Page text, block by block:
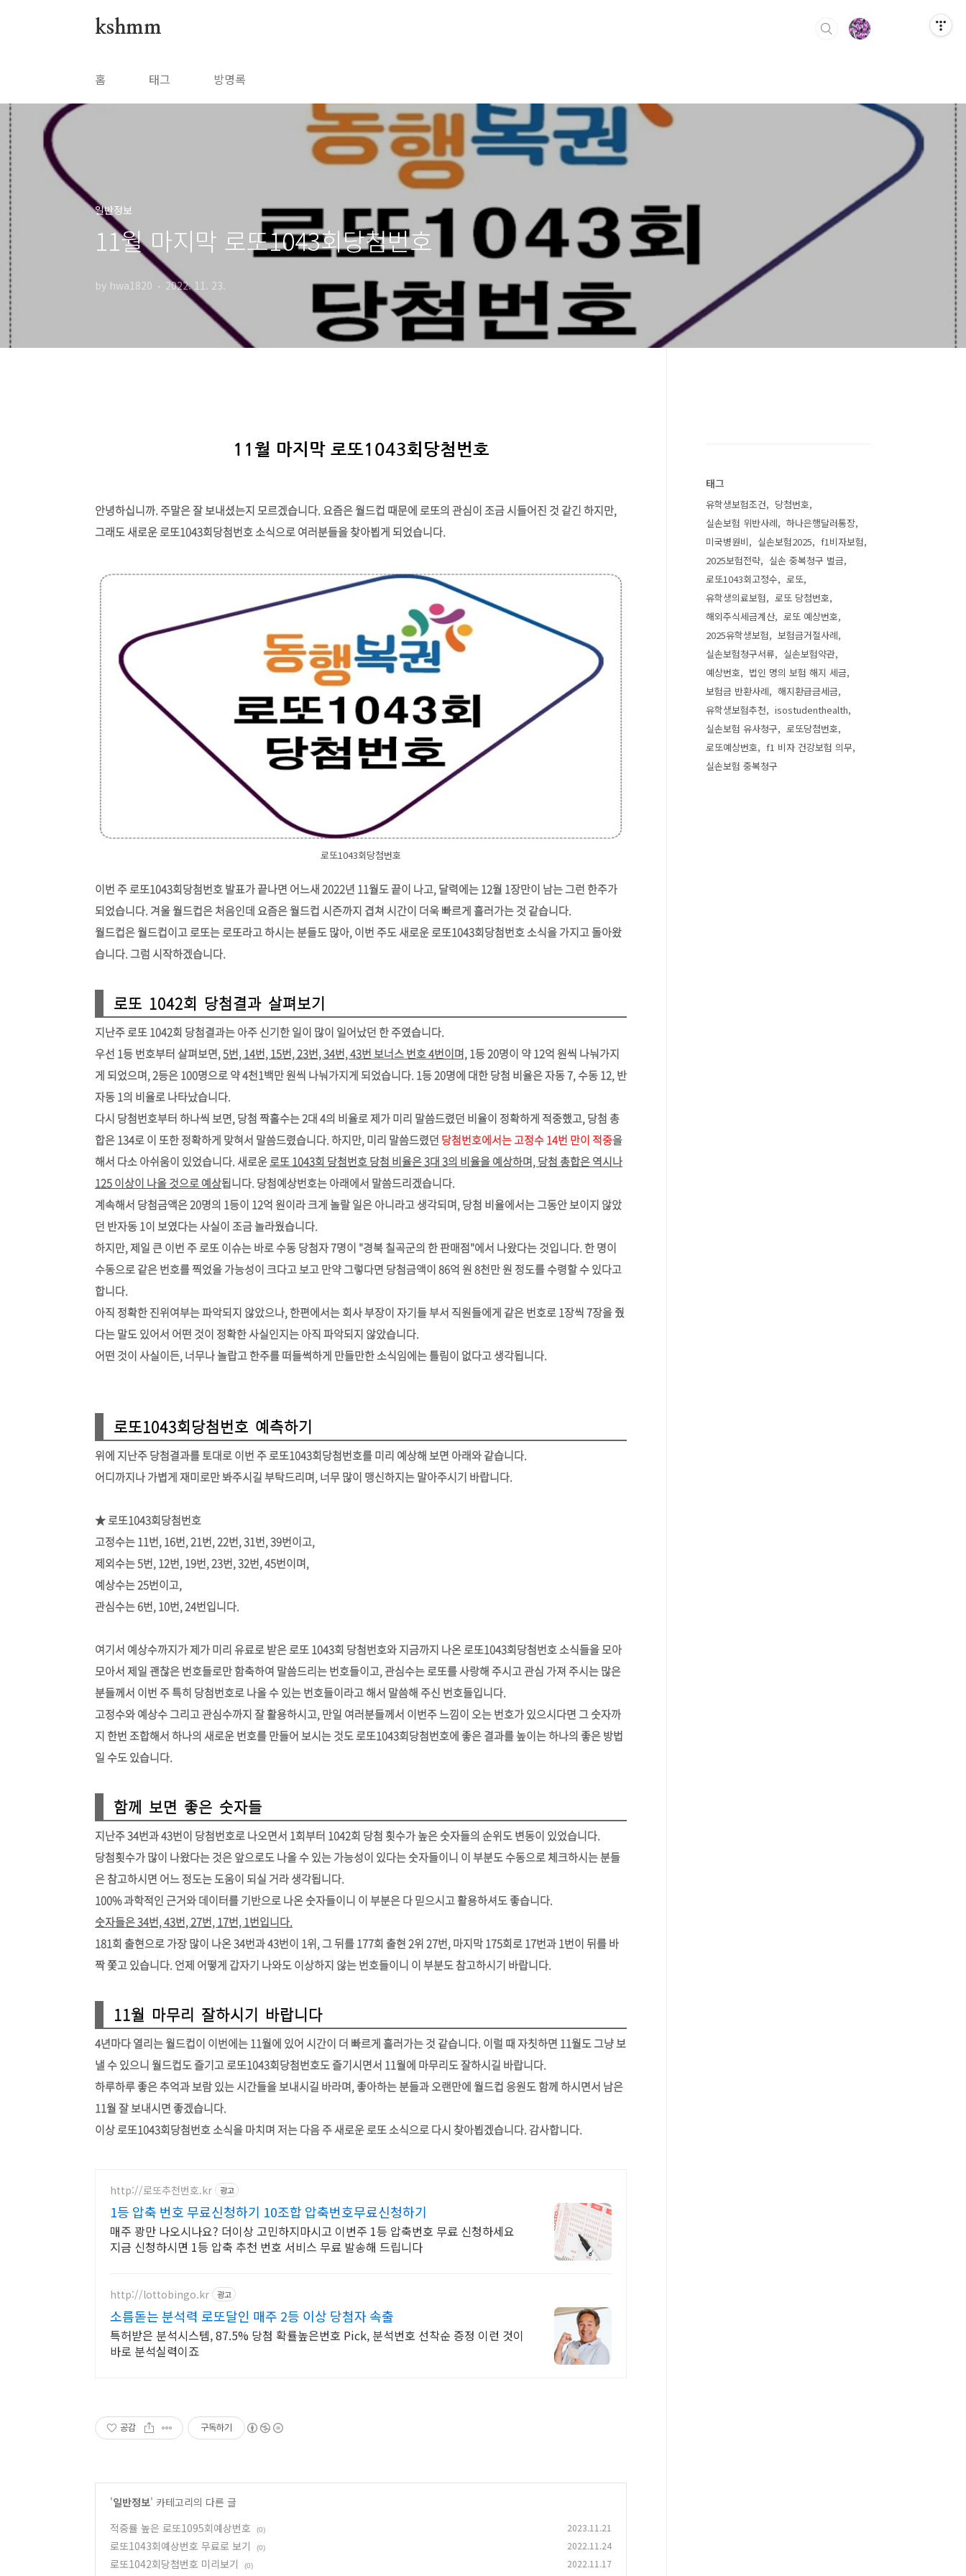
kshmm
홈 태그 방명록
일반정보
11월 마지막 로또1043회당첨번호
by hwa1820 2022. 11. 23.
11월 마지막 로또1043회당첨번호
안녕하십니까. 주말은 잘 보내셨는지 모르겠습니다. 요즘은 월드컵 때문에 로또의 관심이 조금 시들어진 것 같긴 하지만,
그래도 새로운 로또1043회당첨번호 소식으로 여러분들을 찾아뵙게 되었습니다.
로또1043회당첨번호
이번 주 로또1043회당첨번호 발표가 끝나면 어느새 2022년 11월도 끝이 나고, 달력에는 12월 1장만이 남는 그런 한주가
되었습니다. 겨울 월드컵은 처음인데 요즘은 월드컵 시즌까지 겹쳐 시간이 더욱 빠르게 흘러가는 것 같습니다.
월드컵은 월드컵이고 로또는 로또라고 하시는 분들도 많아, 이번 주도 새로운 로또1043회당첨번호 소식을 가지고 돌아왔
습니다. 그럼 시작하겠습니다.
로또 1042회 당첨결과 살펴보기
지난주 로또 1042회 당첨결과는 아주 신기한 일이 많이 일어났던 한 주였습니다.
우선 1등 번호부터 살펴보면,5번, 14번, 15번, 23번, 34번, 43번 보너스 번호 4번이며,1등 20명이 약 12억 원씩 나눠가지
게 되었으며, 2등은 100명으로 약 4천1백만 원씩 나눠가지게 되었습니다. 1등 20명에 대한 당첨 비율은 자동 7, 수동 12, 반
자동 1의 비율로 나타났습니다.
다시 당첨번호부터 하나씩 보면, 당첨 짝홀수는 2대 4의 비율로 제가 미리 말씀드렸던 비율이 정확하게 적중했고, 당첨 총
합은 134로 이 또한 정확하게 맞혀서 말씀드렸습니다. 하지만, 미리 말씀드렸던 당첨번호에서는 고정수 14번 만이 적중을
해서 다소 아쉬움이 있었습니다. 새로운로또 1043회 당첨번호 당첨 비율은 3대 3의 비율을 예상하며, 당첨 총합은 역시나
125 이상이 나올 것으로 예상됩니다. 당첨예상번호는 아래에서 말씀드리겠습니다.
계속해서 당첨금액은 20명의 1등이 12억 원이라 크게 놀랄 일은 아니라고 생각되며, 당첨 비율에서는 그동안 보이지 않았
던 반자동 1이 보였다는 사실이 조금 놀라웠습니다.
하지만, 제일 큰 이번 주 로또 이슈는 바로 수동 당첨자 7명이 "경북 칠곡군의 한 판매점"에서 나왔다는 것입니다. 한 명이
수동으로 같은 번호를 찍었을 가능성이 크다고 보고 만약 그렇다면 당첨금액이 86억 원 8천만 원 정도를 수령할 수 있다고
합니다.
아직 정확한 진위여부는 파악되지 않았으나, 한편에서는 회사 부장이 자기들 부서 직원들에게 같은 번호로 1장씩 7장을 줬
다는 말도 있어서 어떤 것이 정확한 사실인지는 아직 파악되지 않았습니다.
어떤 것이 사실이든, 너무나 놀랍고 한주를 떠들썩하게 만들만한 소식임에는 틀림이 없다고 생각됩니다.
로또1043회당첨번호 예측하기
위에 지난주 당첨결과를 토대로 이번 주 로또1043회당첨번호를 미리 예상해 보면 아래와 같습니다.
어디까지나 가볍게 재미로만 봐주시길 부탁드리며, 너무 많이 맹신하지는 말아주시기 바랍니다.
★ 로또1043회당첨번호
고정수는 11번, 16번, 21번, 22번, 31번, 39번이고,
제외수는 5번, 12번, 19번, 23번, 32번, 45번이며,
예상수는 25번이고,
관심수는 6번, 10번, 24번입니다.
여기서 예상수까지가 제가 미리 유료로 받은 로또 1043회 당첨번호와 지금까지 나온 로또1043회당첨번호 소식들을 모아
모아서 제일 괜찮은 번호들로만 함축하여 말씀드리는 번호들이고, 관심수는 로또를 사랑해 주시고 관심 가져 주시는 많은
분들께서 이번 주 특히 당첨번호로 나올 수 있는 번호들이라고 해서 말씀해 주신 번호들입니다.
고정수와 예상수 그리고 관심수까지 잘 활용하시고, 만일 여러분들께서 이번주 느낌이 오는 번호가 있으시다면 그 숫자까
지 한번 조합해서 하나의 새로운 번호를 만들어 보시는 것도 로또1043회당첨번호에 좋은 결과를 높이는 하나의 좋은 방법
일 수도 있습니다.
함께 보면 좋은 숫자들
지난주 34번과 43번이 당첨번호로 나오면서 1회부터 1042회 당첨 횟수가 높은 숫자들의 순위도 변동이 있었습니다.
당첨횟수가 많이 나왔다는 것은 앞으로도 나올 수 있는 가능성이 있다는 숫자들이니 이 부분도 수동으로 체크하시는 분들
은 참고하시면 어느 정도는 도움이 되실 거라 생각됩니다.
100% 과학적인 근거와 데이터를 기반으로 나온 숫자들이니 이 부분은 다 믿으시고 활용하셔도 좋습니다.
숫자들은 34번, 43번, 27번, 17번, 1번입니다.
181회 출현으로 가장 많이 나온 34번과 43번이 1위, 그 뒤를 177회 출현 2위 27번, 마지막 175회로 17번과 1번이 뒤를 바
짝 쫓고 있습니다. 언제 어떻게 갑자기 나와도 이상하지 않는 번호들이니 이 부분도 참고하시기 바랍니다.
11월 마무리 잘하시기 바랍니다
4년마다 열리는 월드컵이 이번에는 11월에 있어 시간이 더 빠르게 흘러가는 것 같습니다. 이럴 때 자칫하면 11월도 그냥 보
낼 수 있으니 월드컵도 즐기고 로또1043회당첨번호도 즐기시면서 11월에 마무리도 잘하시길 바랍니다.
하루하루 좋은 추억과 보람 있는 시간들을 보내시길 바라며, 좋아하는 분들과 오랜만에 월드컵 응원도 함께 하시면서 남은
11월 잘 보내시면 좋겠습니다.
이상 로또1043회당첨번호 소식을 마치며 저는 다음 주 새로운 로또 소식으로 다시 찾아뵙겠습니다. 감사합니다.
http://로또추천번호.kr 광고
1등 압축 번호 무료신청하기 10조합 압축번호무료신청하기
매주 꽝만 나오시나요? 더이상 고민하지마시고 이번주 1등 압축번호 무료 신청하세요
지금 신청하시면 1등 압축 추천 번호 서비스 무료 발송해 드립니다
http://lottobingo.kr 광고
소름돋는 분석력 로또달인 매주 2등 이상 당첨자 속출
특허받은 분석시스템, 87.5% 당첨 확률높은번호 Pick, 분석번호 선착순 증정 이런 것이
바로 분석실력이죠
공감 구독하기
'일반정보' 카테고리의 다른 글
적중률 높은 로또1095회예상번호
(0) 2023.11.21
로또1043회예상번호 무료로 보기 (0) 2022.11.24
로또1042회당첨번호 미리보기 (0) 2022.11.17
태그
유학생보험조건
당첨번호
실손보험 위반사례
하나은행달러통장
미국병원비
실손보험2025
f1비자보험
2025보험전략
실손 중복청구 벌금
로또1043회고정수
로또
유학생의료보험
로또 당첨번호
해외주식세금계산
로또 예상번호
2025유학생보험
보험금거절사례
실손보험청구서류
실손보험약관
예상번호
법인 명의 보험 해지 세금
보험금 반환사례
해지환급금세금
유학생보험추천
isostudenthealth
실손보험 유사청구
로또당첨번호
로또예상번호
f1 비자 건강보험 의무
실손보험 중복청구